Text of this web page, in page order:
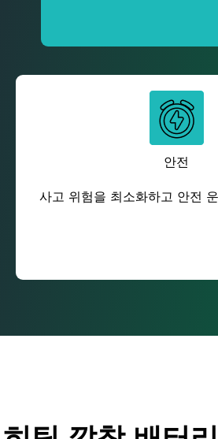
안전
사고 위험을 최소화하고 안전